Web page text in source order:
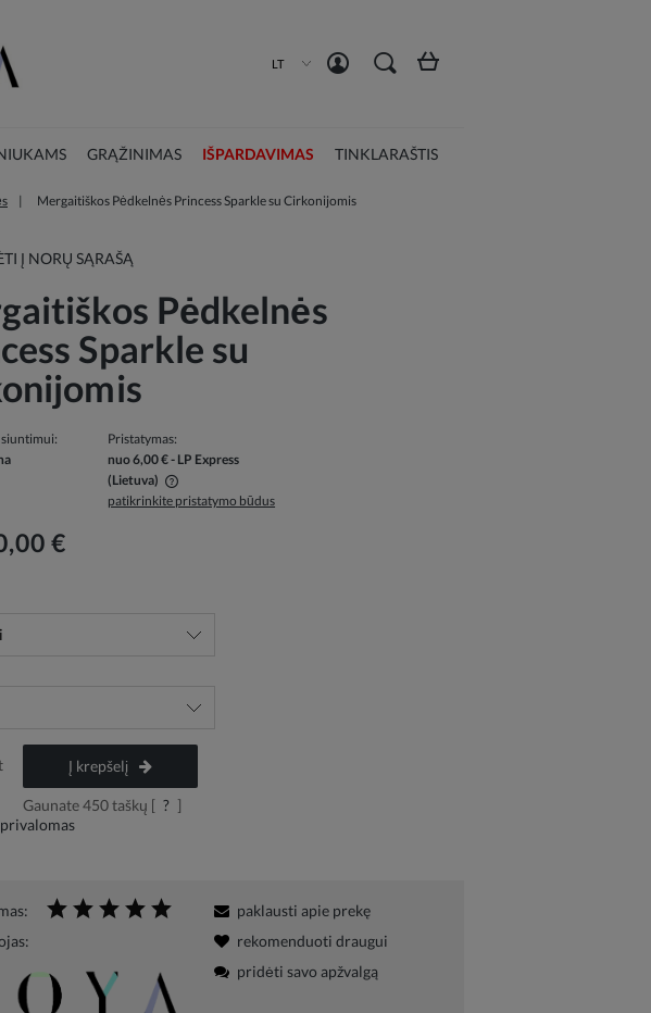
LT
GRĄŽINIMAS IŠPARDAVIMAS TINKLARAŠTIS
Mergaitiškos Pėdkelnės Princess Sparkle su Cirkonijomis
Į NORŲ SĄRAŠĄ
Pėdkelnės
Sparkle su
Pristatymas:
nuo 6,00 €- LP Express
(Lietuva)
patikrinkite pristatymo būdus
€
Į krepšelį
Gaunate450taškų [ ? ]
paklausti apie prekę
rekomenduoti draugui
pridėti savo apžvalgą